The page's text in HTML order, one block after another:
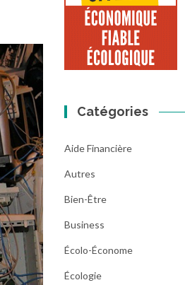
Catégories
Aide Financière
Autres
Bien-Être
Business
Écolo-Économe
Écologie